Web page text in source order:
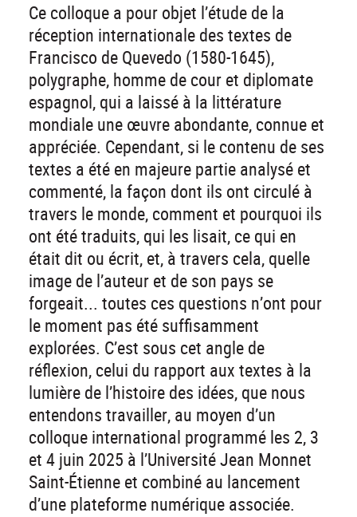
Ce colloque a pour objet l’étude de la
réception internationale des textes de
Francisco de Quevedo (1580-1645),
polygraphe, homme de cour et diplomate
espagnol, qui a laissé à la littérature
mondiale une œuvre abondante, connue et
appréciée. Cependant, si le contenu de ses
textes a été en majeure partie analysé et
commenté, la façon dont ils ont circulé à
travers le monde, comment et pourquoi ils
ont été traduits, qui les lisait, ce qui en
était dit ou écrit, et, à travers cela, quelle
image de l’auteur et de son pays se
forgeait... toutes ces questions n’ont pour
le moment pas été suffisamment
explorées. C’est sous cet angle de
réflexion, celui du rapport aux textes à la
lumière de l’histoire des idées, que nous
entendons travailler, au moyen d’un
colloque international programmé les 2, 3
et 4 juin 2025 à l’Université Jean Monnet
Saint-Étienne et combiné au lancement
d’une plateforme numérique associée.